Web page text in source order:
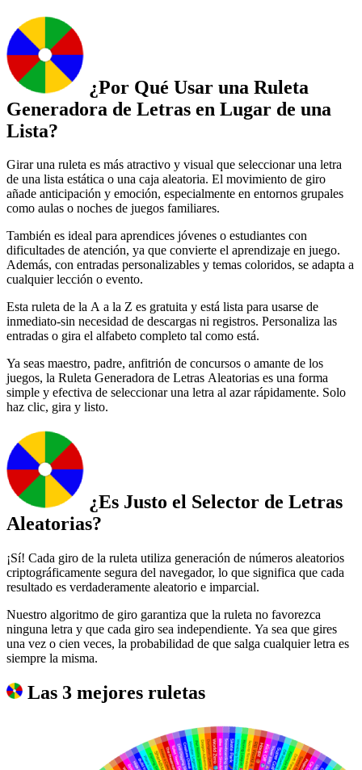
¿Por Qué Usar una Ruleta
Generadora de Letras en Lugar de una
Lista?
Girar una ruleta es más atractivo y visual que seleccionar una letra
de una lista estática o una caja aleatoria. El movimiento de giro
añade anticipación y emoción, especialmente en entornos grupales
como aulas o noches de juegos familiares.
También es ideal para aprendices jóvenes o estudiantes con
dificultades de atención, ya que convierte el aprendizaje en juego.
Además, con entradas personalizables y temas coloridos, se adapta a
cualquier lección o evento.
Esta ruleta de la A a la Z es gratuita y está lista para usarse de
inmediato-sin necesidad de descargas ni registros. Personaliza las
entradas o gira el alfabeto completo tal como está.
Ya seas maestro, padre, anfitrión de concursos o amante de los
juegos, la Ruleta Generadora de Letras Aleatorias es una forma
simple y efectiva de seleccionar una letra al azar rápidamente. Solo
haz clic, gira y listo.
¿Es Justo el Selector de Letras
Aleatorias?
¡Sí! Cada giro de la ruleta utiliza generación de números aleatorios
criptográficamente segura del navegador, lo que significa que cada
resultado es verdaderamente aleatorio e imparcial.
Nuestro algoritmo de giro garantiza que la ruleta no favorezca
ninguna letra y que cada giro sea independiente. Ya sea que gires
una vez o cien veces, la probabilidad de que salga cualquier letra es
siempre la misma.
Las 3 mejores ruletas